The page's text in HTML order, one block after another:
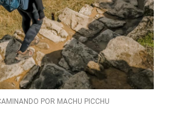
POR MACHU PICCHU